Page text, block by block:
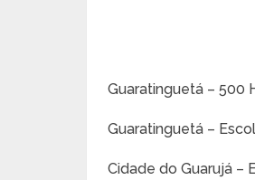
Guaratinguetá – 500
Guaratinguetá –
Cidade do Guarujá –